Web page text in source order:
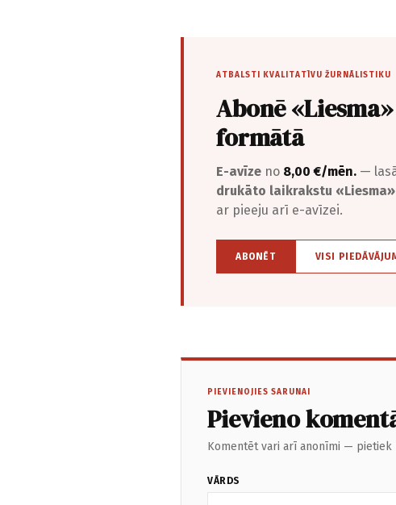
ATBALSTI KVALITATĪVU ŽURNĀLISTIKU
Abonē
formātā
E-avīze no 8,00 €/mēn. —
drukāto laikrakstu «Liesma»
ar pieeju arī e-avīzei.
ABONĒT VISI
PIEVIENOJIES SARUNAI
Pievieno
Komentēt vari arī anonīmi — pietiek
VĀRDS